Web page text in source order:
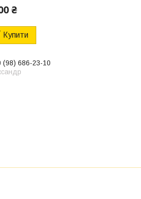
₴
Купити
(98) 686-23-10